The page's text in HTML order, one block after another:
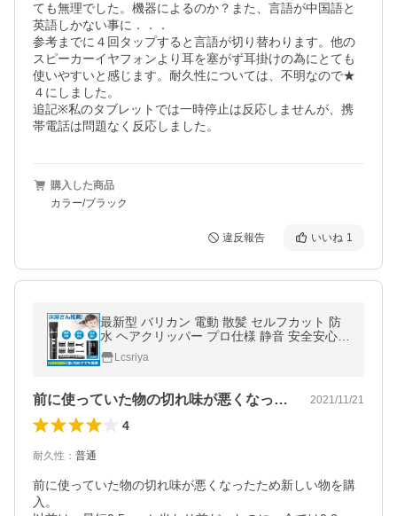
ても無理でした。機器によるのか？また、言語が中国語と
英語しかない事に．．．
参考までに４回タップすると言語が切り替わります。他の
スピーカーイヤフォンより耳を塞がず耳掛けの為にとても
使いやすいと感じます。耐久性については、不明なので★
４にしました。
追記※私のタブレットでは一時停止は反応しませんが、携
帯電話は問題なく反応しました。
購入した商品
カラー/ブラック
違反報告 いいね 1
最新型 バリカン 電動 散髪 セルフカット 防
水 ヘアクリッパー プロ仕様 静音 安全安心 L
EDディスプレイ 子供用/業務用/家庭用/犬用
日本語説明書(LF01)
Lcsriya
前に使っていた物の切れ味が悪くなったた… 2021/11/21
4
耐久性 ： 普通
前に使っていた物の切れ味が悪くなったため新しい物を購
入。